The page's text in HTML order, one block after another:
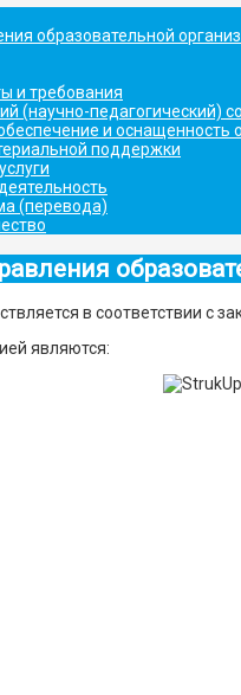
образовательной
и требования
(научно-педагогический)
и оснащенность
поддержки
(перевода)
в соответствии с
являются: